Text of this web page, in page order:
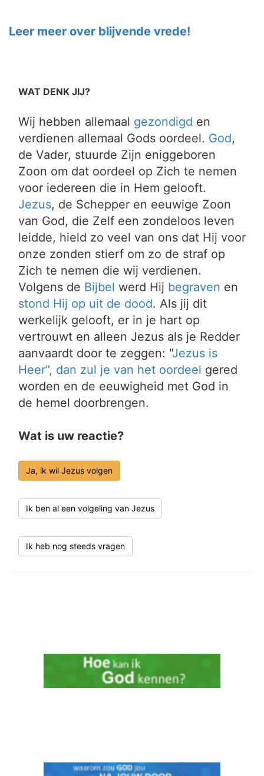
Leer meer over blijvende vrede!
WAT DENK JIJ?
Wij hebben allemaal gezondigd en
verdienen allemaal Gods oordeel. God,
de Vader, stuurde Zijn eniggeboren
Zoon om dat oordeel op Zich te nemen
voor iedereen die in Hem gelooft.
Jezus, de Schepper en eeuwige Zoon
van God, die Zelf een zondeloos leven
leidde, hield zo veel van ons dat Hij voor
onze zonden stierf om zo de straf op
Zich te nemen die wij verdienen.
Volgens de Bijbel werd Hij begraven en
stond Hij op uit de dood. Als jij dit
werkelijk gelooft, er in je hart op
vertrouwt en alleen Jezus als je Redder
aanvaardt door te zeggen: "Jezus is
Heer", dan zul je van het oordeel gered
worden en de eeuwigheid met God in
de hemel doorbrengen.
Wat is uw reactie?
Ja, ik wil Jezus volgen
Ik ben al een volgeling van Jezus
Ik heb nog steeds vragen